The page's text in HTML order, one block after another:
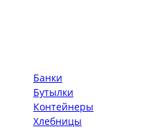
Банки
Бутылки
Контейнеры
Хлебницы